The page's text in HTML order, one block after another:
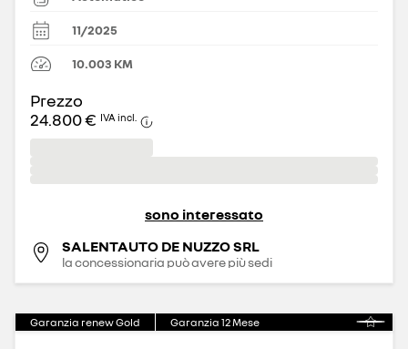
11/2025
10.003 KM
Prezzo
24.800 € IVA incl.
sono interessato
SALENTAUTO DE NUZZO SRL
la concessionaria può avere più sedi
Garanzia renew Gold Garanzia 12Mese